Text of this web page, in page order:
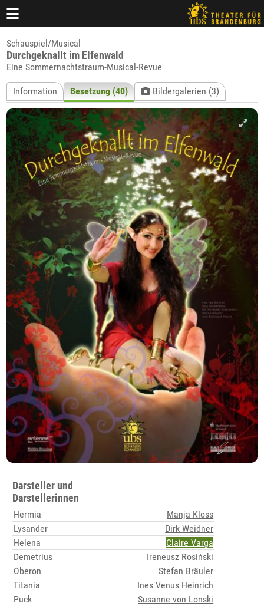
Schauspiel/Musical
Durchgeknallt im Elfenwald
Eine Sommernachtstraum-Musical-Revue
Information Besetzung (40) Bildergalerien (3)
Darsteller und
Darstellerinnen
Hermia
Manja Kloss
Lysander
Dirk Weidner
Helena
Claire Varga
Demetrius
Ireneusz Rosiński
Oberon
Stefan Bräuler
Titania
Ines Venus Heinrich
Puck
Susanne von Lonski